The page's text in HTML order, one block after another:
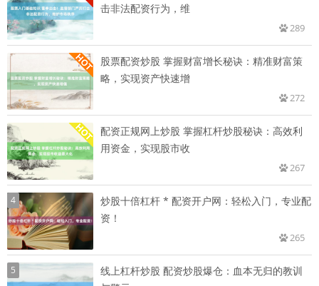
击非法配资行为，维
289
股票配资炒股 掌握财富增长秘诀：精准财富策
略，实现资产快速增
272
配资正规网上炒股 掌握杠杆炒股秘诀：高效利
用资金，实现股市收
267
4
炒股十倍杠杆 * 配资开户网：轻松入门，专业配
资！
265
5
线上杠杆炒股 配资炒股爆仓：血本无归的教训